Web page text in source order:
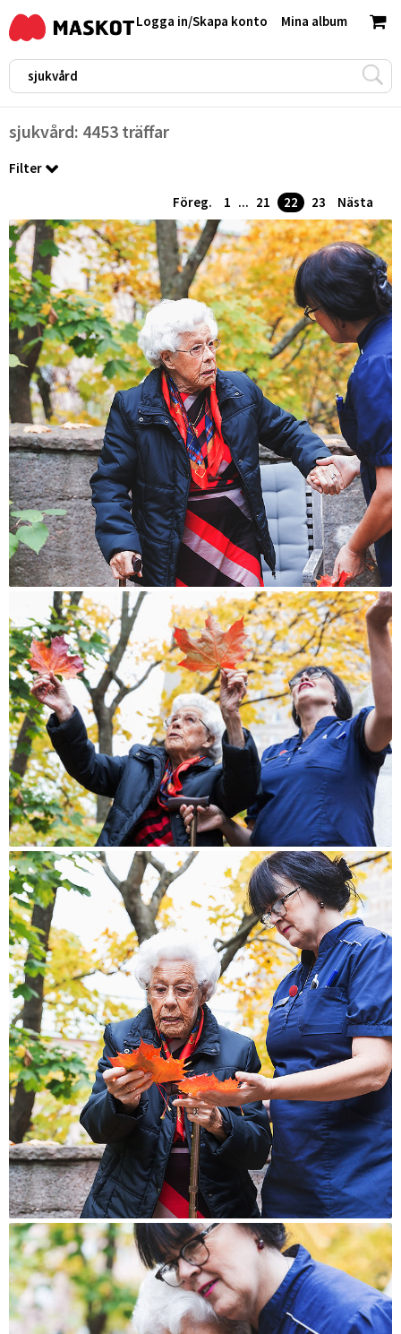
Mina album
Logga in/Skapa konto
sjukvård: 4453 träffar
Filter
Föreg.
1 ... 21 22 23 Nästa